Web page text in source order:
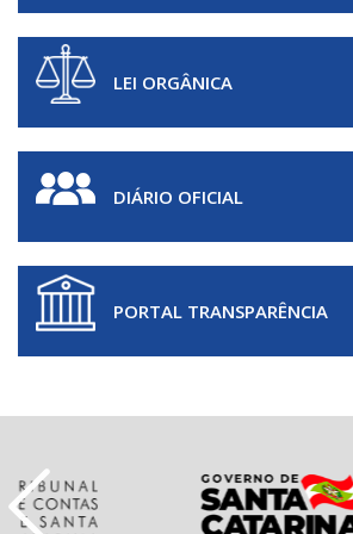
LEI ORGÂNICA
DIÁRIO OFICIAL
PORTAL TRANSPARÊNCIA